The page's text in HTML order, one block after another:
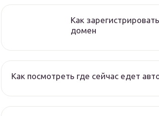
Как зарегистрировать
домен
Как посмотреть где сейчас едет